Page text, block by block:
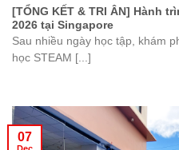
[TỔNG KẾT & TRI ÂN] Hành
2026 tại Singapore
Sau nhiều ngày học tập, khám
học STEAM [...]
07